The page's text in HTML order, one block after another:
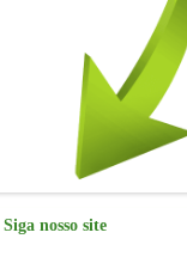
Siga nosso site